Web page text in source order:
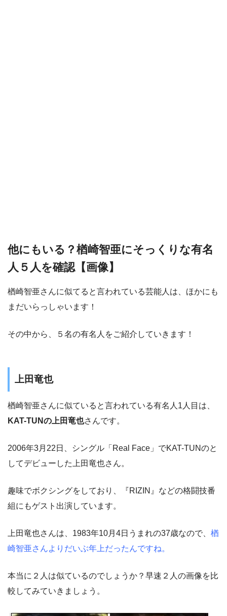
他にもいる？楢崎智亜にそっくりな有名
人５人を確認【画像】
楢崎智亜さんに似てると言われている芸能人は、ほかにも
まだいらっしゃいます！
その中から、５名の有名人をご紹介していきます！
上田竜也
楢崎智亜さんに似ていると言われている有名人1人目は、
KAT-TUNの上田竜也さんです。
2006年3月22日、シングル「Real Face」でKAT-TUNのと
してデビューした上田竜也さん。
趣味でボクシングをしており、『RIZIN』などの格闘技番
組にもゲスト出演しています。
上田竜也さんは、1983年10月4日うまれの37歳なので、 楢
崎智亜さんよりだいぶ年上だったんですね。
本当に２人は似ているのでしょうか？早速２人の画像を比
較してみていきましょう。